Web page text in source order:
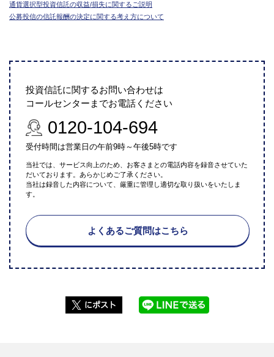
通貨選択型投資信託の収益/損失に関するご説明
公募投信の信託報酬の決定に関する考え方について
投資信託に関するお問い合わせは
コールセンターまでお電話ください
0120-104-694
受付時間は営業日の午前9時～午後5時です
当社では、サービス向上のため、お客さまとの電話内容を録音させていた
だいております。あらかじめご了承ください。
当社は録音した内容について、厳重に管理し適切な取り扱いをいたしま
す。
よくあるご質問はこちら